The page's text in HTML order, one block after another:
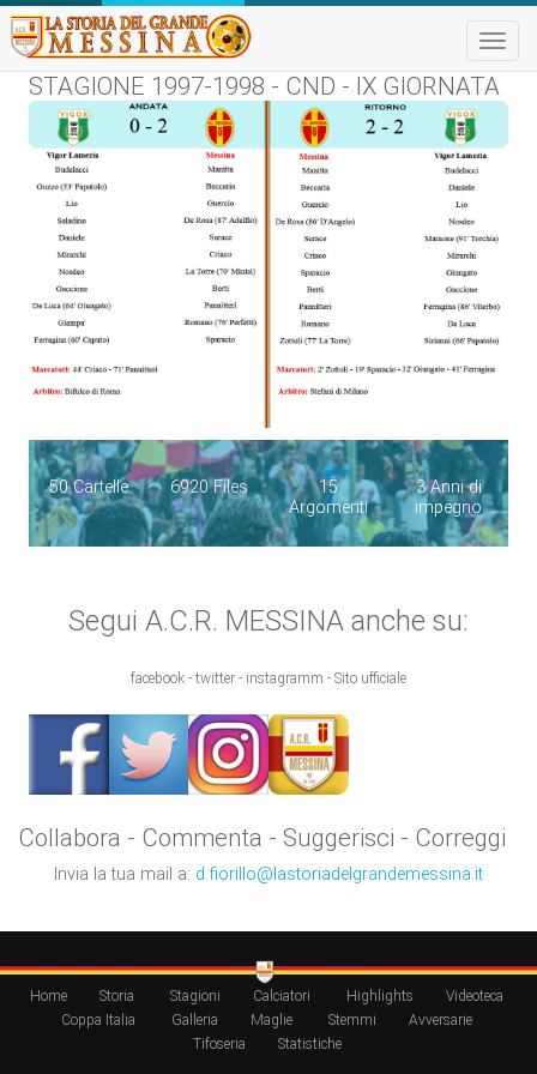
Toggle
STAGIONE 1997-1998 - CND - IX GIORNATA
50 Cartelle 6920 Files
15
Argomenti
3 Anni di
impegno
Segui A.C.R. MESSINA anche su:
facebook - twitter - instagramm - Sito ufficiale
Collabora - Commenta - Suggerisci - Correggi
Invia la tua mail a: d.fiorillo@lastoriadelgrandemessina.it
Home Storia Stagioni Calciatori Highlights
Videoteca
Coppa Italia
Galleria Maglie Stemmi
Avversarie
Tifoseria
Statistiche